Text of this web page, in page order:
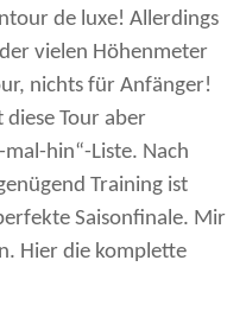
de luxe! Allerdings
vielen Höhenmeter
nichts für Anfänger!
Tour aber
hin“-Liste. Nach
Training ist
Saisonfinale. Mir
Hier die komplette